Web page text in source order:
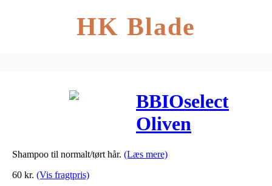
HK Blade
BBIOselect
Oliven
Shampo
Shampoo til normalt/tørt hår. (Læs mere)
60 kr. (Vis fragtpris)